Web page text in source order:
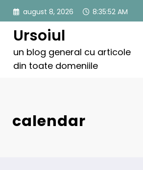
conținut
august 8, 2026 8:35:53 AM
Ursoiul
un blog general cu articole
din toate domeniile
calendar